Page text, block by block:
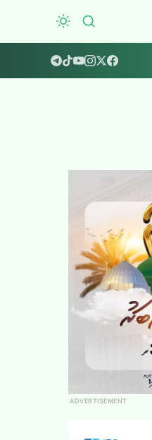
ADVERTISEMENT